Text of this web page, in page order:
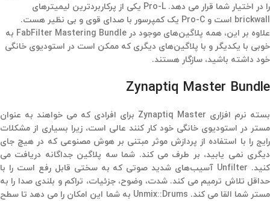
را در اختیار شما قرار می دهد. Pro-L یکی از پرکاربردترین لیمیترهای
brickwall است و Pro-C یک کمپرسور با صدای قوی و بی نظیر هست.
علاوه بر این، همه پلاگین‌های موجود در FabFilter Mastering Bundle به
خوبی با یکدیگر و با پلاگین‌های دیگری که ممکن است در استودیوی خانگی
خود داشته باشید، سازگار هستند.
Zynaptiq Master Bundle
بسته نرم افزاری Zynaptiq Master برای افرادی که می خواهند به عنوان
مستر در استودیوی خانگی خود کار کنند عالی است، زیرا بسیاری از مشکلات
رایج را با استفاده از پردازش موثر مبتنی بر هوش مصنوعی که در هیچ جای
دیگری نمی یابید، بر طرف می کند. شما سه پلاگین جداگانه دریافت می
کنید. Unfilter آسیب‌های شدید صوتی که به سختی قابل رفع است را با
حداقل تلاش ترمیم می کند. شدت، وضوح، جزئیات، تراکم و بلندی صدا را به
مستر شما القا می کند. Unmix::Drums به شما این امکان را می دهد تا سطح